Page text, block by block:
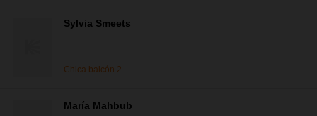
Sylvia Smeets
Chica balcón 2
María Mahbub